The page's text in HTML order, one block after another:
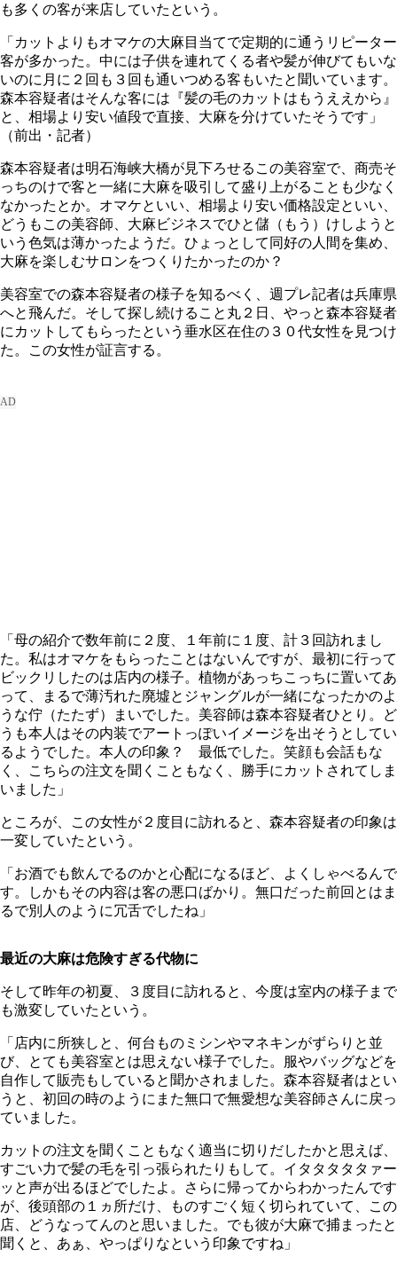
も多くの客が来店していたという。
「カットよりもオマケの大麻目当てで定期的に通うリピーター
客が多かった。中には子供を連れてくる者や髪が伸びてもいな
いのに月に２回も３回も通いつめる客もいたと聞いています。
森本容疑者はそんな客には『髪の毛のカットはもうええから』
と、相場より安い値段で直接、大麻を分けていたそうです」
（前出・記者）
森本容疑者は明石海峡大橋が見下ろせるこの美容室で、商売そ
っちのけで客と一緒に大麻を吸引して盛り上がることも少なく
なかったとか。オマケといい、相場より安い価格設定といい、
どうもこの美容師、大麻ビジネスでひと儲（もう）けしようと
いう色気は薄かったようだ。ひょっとして同好の人間を集め、
大麻を楽しむサロンをつくりたかったのか？
美容室での森本容疑者の様子を知るべく、週プレ記者は兵庫県
へと飛んだ。そして探し続けること丸２日、やっと森本容疑者
にカットしてもらったという垂水区在住の３０代女性を見つけ
た。この女性が証言する。
「母の紹介で数年前に２度、１年前に１度、計３回訪れまし
た。私はオマケをもらったことはないんですが、最初に行って
ビックリしたのは店内の様子。植物があっちこっちに置いてあ
って、まるで薄汚れた廃墟とジャングルが一緒になったかのよ
うな佇（たたず）まいでした。美容師は森本容疑者ひとり。ど
うも本人はその内装でアートっぽいイメージを出そうとしてい
るようでした。本人の印象？ 最低でした。笑顔も会話もな
く、こちらの注文を聞くこともなく、勝手にカットされてしま
いました」
ところが、この女性が２度目に訪れると、森本容疑者の印象は
一変していたという。
「お酒でも飲んでるのかと心配になるほど、よくしゃべるんで
す。しかもその内容は客の悪口ばかり。無口だった前回とはま
るで別人のように冗舌でしたね」
最近の大麻は危険すぎる代物に
そして昨年の初夏、３度目に訪れると、今度は室内の様子まで
も激変していたという。
「店内に所狭しと、何台ものミシンやマネキンがずらりと並
び、とても美容室とは思えない様子でした。服やバッグなどを
自作して販売もしていると聞かされました。森本容疑者はとい
うと、初回の時のようにまた無口で無愛想な美容師さんに戻っ
ていました。
カットの注文を聞くこともなく適当に切りだしたかと思えば、
すごい力で髪の毛を引っ張られたりもして。イタタタタタァー
ッと声が出るほどでしたよ。さらに帰ってからわかったんです
が、後頭部の１ヵ所だけ、ものすごく短く切られていて、この
店、どうなってんのと思いました。でも彼が大麻で捕まったと
聞くと、あぁ、やっぱりなという印象ですね」